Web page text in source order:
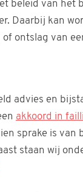
beleid van het
Daarbij kan
ontslag van
advies en
akkoord in
sprake is van
staan wij